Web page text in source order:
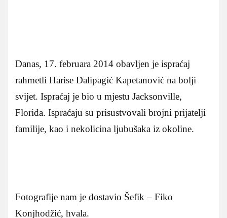
Danas, 17. februara 2014 obavljen je ispraćaj
rahmetli Harise Dalipagić Kapetanović na bolji
svijet. Ispraćaj je bio u mjestu Jacksonville,
Florida. Ispraćaju su prisustvovali brojni prijatelji
familije, kao i nekolicina ljubušaka iz okoline.
Fotografije nam je dostavio Šefik – Fiko
Konjhodžić, hvala.